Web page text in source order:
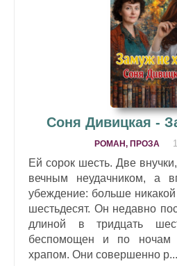
Соня Дивицкая -
РОМАН, ПРОЗА
Ей сорок шесть. Две
вечным неудачником, а
убеждение: больше
шестьдесят. Он недавно
длиной в тридцать
беспомощен и по ночам
храпом. Они совершенно р...